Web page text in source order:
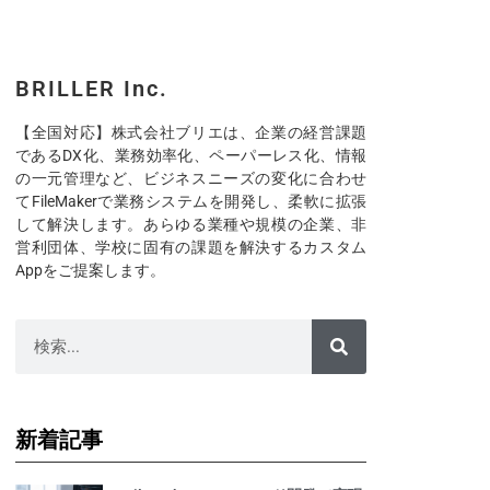
BRILLER Inc.
【全国対応】株式会社ブリエは、企業の経営課題
であるDX化、業務効率化、ペーパーレス化、情報
の一元管理など、ビジネスニーズの変化に合わせ
てFileMakerで業務システムを開発し、柔軟に拡張
して解決します。あらゆる業種や規模の企業、非
営利団体、学校に固有の課題を解決するカスタム
Appをご提案します。
新着記事